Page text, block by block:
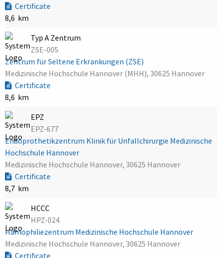
Certificate
8,6 km
Typ A Zentrum
ZSE-005
Zentrum für Seltene Erkrankungen (ZSE)
Medizinische Hochschule Hannover (MHH), 30625 Hannover
Certificate
8,6 km
EPZ
EPZ-677
Endoprothetikzentrum Klinik für Unfallchirurgie Medizinische
Hochschule Hannover
Medizinische Hochschule Hannover, 30625 Hannover
Certificate
8,7 km
HCCC
HPZ-024
Hämophiliezentrum Medizinische Hochschule Hannover
Medizinische Hochschule Hannover, 30625 Hannover
Certificate